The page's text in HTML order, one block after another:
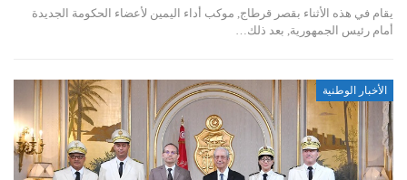
يقام في هذه الأثناء بقصر قرطاج, موكب أداء اليمين لأعضاء الحكومة الجديدة
أمام رئيس الجمهورية, بعد ذلك…
الأخبار الوطنية